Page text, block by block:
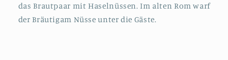
das Brautpaar mit Haselnüssen. Im alten Rom warf
der Bräutigam Nüsse unter die Gäste.